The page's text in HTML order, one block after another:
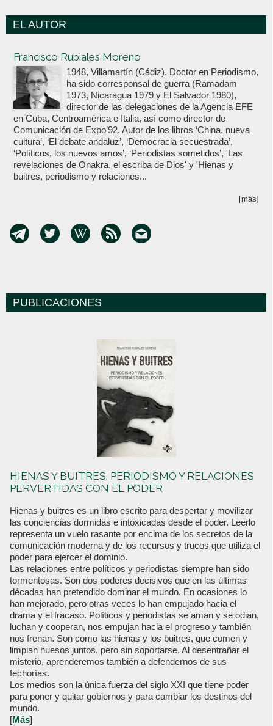
EL AUTOR
Francisco Rubiales Moreno
1948, Villamartín (Cádiz). Doctor en Periodismo,
ha sido corresponsal de guerra (Ramadam
1973, Nicaragua 1979 y El Salvador 1980),
director de las delegaciones de la Agencia EFE
en Cuba, Centroamérica e Italia, así como director de
Comunicación de Expo’92. Autor de los libros ‘China, nueva
cultura’, ‘El debate andaluz’, ‘Democracia secuestrada’,
‘Políticos, los nuevos amos’, ‘Periodistas sometidos’, 'Las
revelaciones de Onakra, el escriba de Dios' y 'Hienas y
buitres, periodismo y relaciones...
[más]
PUBLICACIONES
HIENAS Y BUITRES. PERIODISMO Y RELACIONES
PERVERTIDAS CON EL PODER
Hienas y buitres es un libro escrito para despertar y movilizar
las conciencias dormidas e intoxicadas desde el poder. Leerlo
representa un vuelo rasante por encima de los secretos de la
comunicación moderna y de los recursos y trucos que utiliza el
poder para ejercer el dominio.
Las relaciones entre políticos y periodistas siempre han sido
tormentosas. Son dos poderes decisivos que en las últimas
décadas han pretendido dominar el mundo. En ocasiones lo
han mejorado, pero otras veces lo han empujado hacia el
drama y el fracaso. Políticos y periodistas se aman y se odian,
luchan y cooperan, nos empujan hacia el progreso y también
nos frenan. Son como las hienas y los buitres, que comen y
limpian huesos juntos, pero sin soportarse. Al desentrañar el
misterio, aprenderemos también a defendernos de sus
fechorías.
Los medios son la única fuerza del siglo XXI que tiene poder
para poner y quitar gobiernos y para cambiar los destinos del
mundo.
[Más]